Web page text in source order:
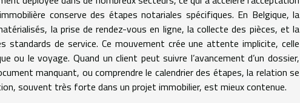
conserve des étapes notariales spécifiques. En Belgique, la
la prise de rendez-vous en ligne, la collecte des pièces, et la
standards de service. Ce mouvement crée une attente implicite, celle
ou le voyage. Quand un client peut suivre l’avancement d’un dossier,
manquant, ou comprendre le calendrier des étapes, la relation se
souvent très forte dans un projet immobilier, est mieux contenue.